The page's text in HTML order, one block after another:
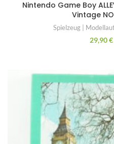
Nintendo Game Boy
Vintage
Spielzeug |
29,90€